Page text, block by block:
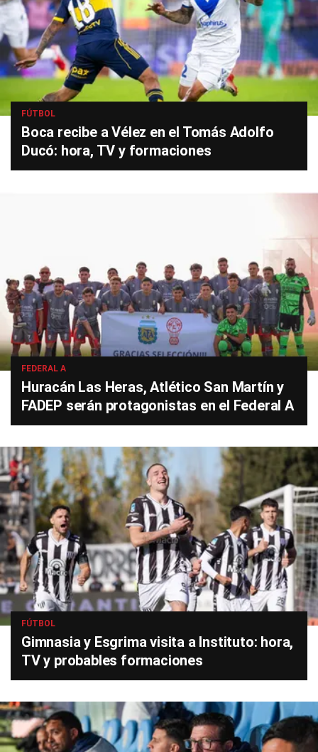
FÚTBOL
Boca recibe a Vélez en el Tomás Adolfo
Ducó: hora, TV y formaciones
FEDERAL A
Huracán Las Heras, Atlético San Martín y
FADEP serán protagonistas en el Federal A
FÚTBOL
Gimnasia y Esgrima visita a Instituto: hora,
TV y probables formaciones